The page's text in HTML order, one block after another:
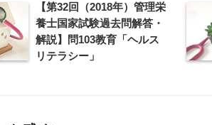
【第32回（2018年）管理栄
養士国家試験過去問解答・
解説】問103教育「ヘルス
リテラシー」